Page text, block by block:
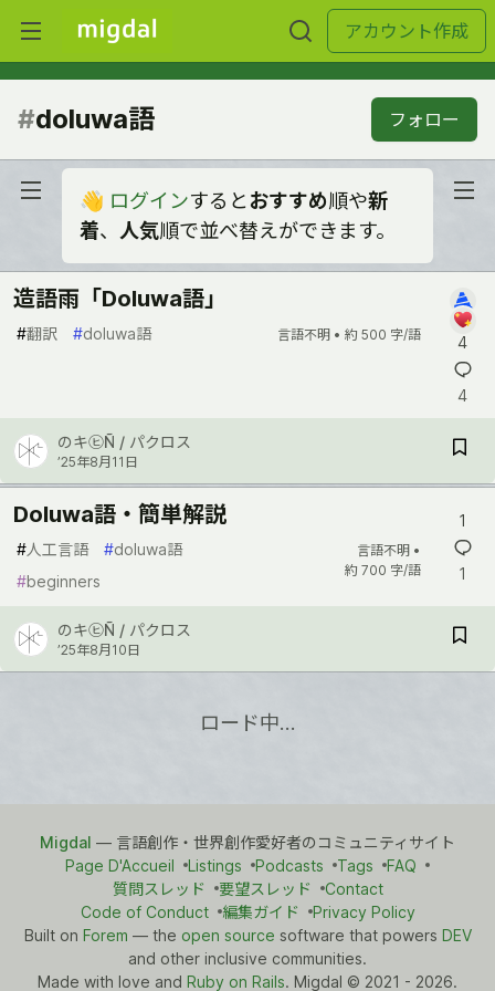
アカウント作成
#doluwa語 フォロー
👋 ログインするとおすすめ順や新
着、 人気順で並べ替えができます。
造語雨「Doluwa語」
#翻訳 #doluwa語 言語不明 • 約 500 字/語 4
4
のキ㋪Ñ / パクロス
’25年8月11日
Doluwa語・簡単解説
#人工言語 #doluwa語
#beginners
言語不明 •
約 700 字/語
1
1
のキ㋪Ñ / パクロス
’25年8月10日
ロード中…
Migdal — 言語創作・世界創作愛好者のコミュニティサイト
Page D'Accueil
Listings Podcasts Tags
FAQ
質問スレッド
要望スレッド
Contact
Code of Conduct
編集ガイド
Privacy Policy
Built on Forem — the open source software that powers DEV
and other inclusive communities.
Made with love and Ruby on Rails. Migdal © 2021 - 2026.